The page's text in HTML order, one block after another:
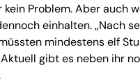
Problem. Aber auch
einhalten. „Nach
mindestens elf
gibt es neben ihr